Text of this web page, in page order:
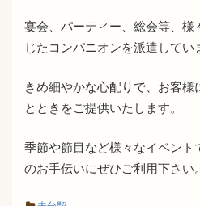
宴会、パーティー、総会等、様
じたコンパニオンを派遣してい
きめ細やかな心配りで、お客様
とときをご提供いたします。
季節や節目など様々なイベント
のお手伝いにぜひご利用下さい。